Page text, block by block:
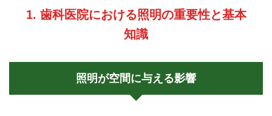
1. 歯科医院における照明の重要性と基本
知識
照明が空間に与える影響